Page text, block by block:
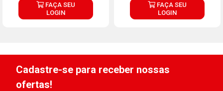
FAÇA SEU
LOGIN
FAÇA SEU
LOGIN
Cadastre-se para receber nossas
ofertas!